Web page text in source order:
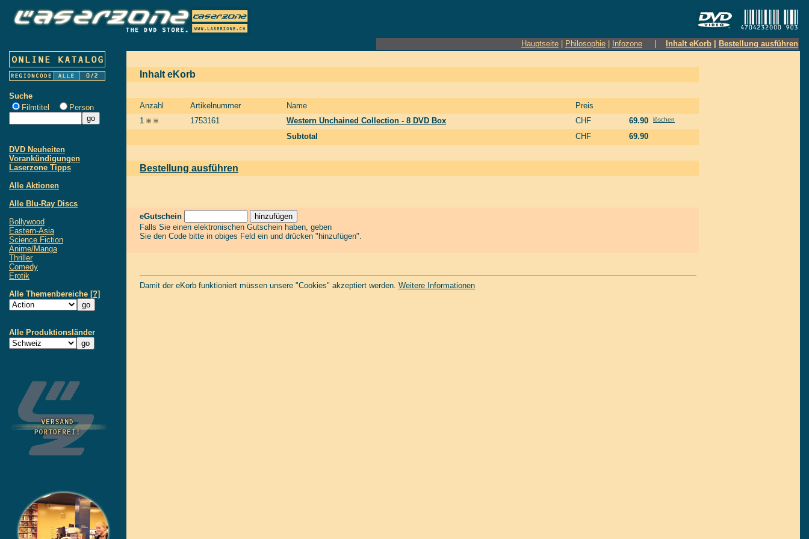
Hauptseite Philosophie Infozone Inhalt eKorb Bestellung ausführen
Suche
Filmtitel
Person
DVD Neuheiten
Vorankündigungen
Laserzone Tipps
Alle Aktionen
Alle Blu-Ray Discs
Bollywood
Eastern-Asia
Science Fiction
Anime/Manga
Thriller
Comedy
Erotik
Alle Themenbereiche [?]
Alle Produktionsländer
Inhalt eKorb
Anzahl Artikelnummer Name
Preis
1
1753161 Western Unchained Collection - 8 DVD Box CHF 69.90 löschen
Subtotal CHF 69.90
Bestellung ausführen
eGutschein
Falls Sie einen elektronischen Gutschein haben, geben
Sie den Code bitte in obiges Feld ein und drücken "hinzufügen".
Damit der eKorb funktioniert müssen unsere "Cookies" akzeptiert werden. Weitere Informationen